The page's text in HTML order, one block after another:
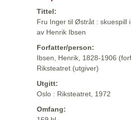
Tittel:
Fru Inger til Østråt : skuespill
av Henrik Ibsen
Forfatter/person:
Ibsen, Henrik, 1828-1906
Riksteatret (utgiver)
Utgitt:
Oslo : Riksteatret, 1972
Omfang: